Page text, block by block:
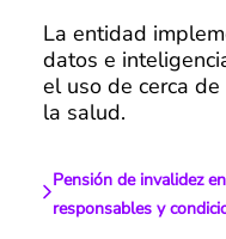
La entidad
datos e
el uso de cerca
la salud.
Pensión de invalidez
responsables y